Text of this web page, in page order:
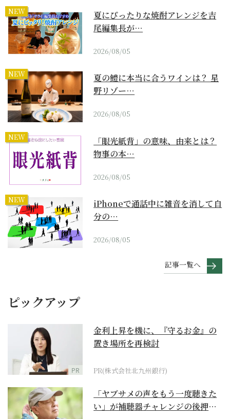
NEW
夏にぴったりな焼酎アレンジを吉
尾編集長が…
2026/08/05
NEW
夏の鱧に本当に合うワインは？ 星
野リゾー…
2026/08/05
NEW
「眼光紙背」の意味、由来とは？
物事の本…
2026/08/05
NEW
iPhoneで通話中に雑音を消して自
分の…
2026/08/05
記事一覧へ
ピックアップ
PR
金利上昇を機に、『守るお金』の
置き場所を再検討
PR(株式会社北九州銀行)
「ヤブサメの声をもう一度聴きた
い」が補聴器チャレンジの後押し